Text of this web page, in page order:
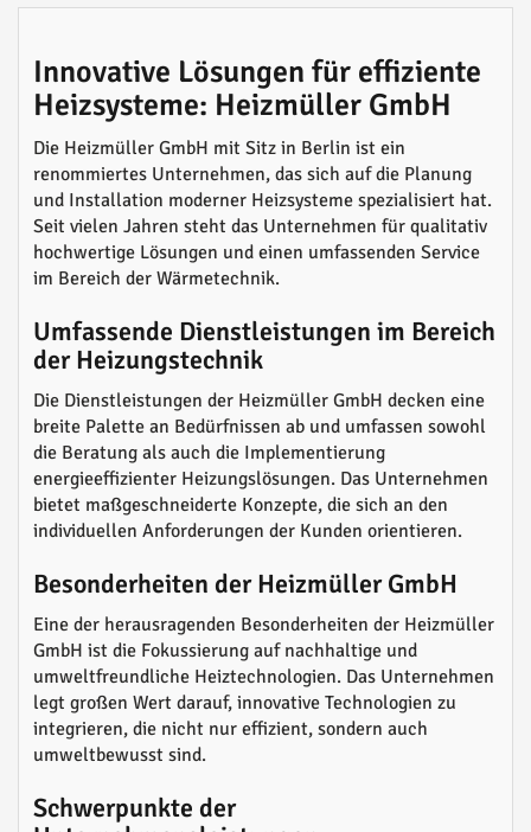
Innovative Lösungen für effiziente
Heizsysteme: Heizmüller GmbH
Die Heizmüller GmbH mit Sitz in Berlin ist ein
renommiertes Unternehmen, das sich auf die Planung
und Installation moderner Heizsysteme spezialisiert hat.
Seit vielen Jahren steht das Unternehmen für qualitativ
hochwertige Lösungen und einen umfassenden Service
im Bereich der Wärmetechnik.
Umfassende Dienstleistungen im Bereich
der Heizungstechnik
Die Dienstleistungen der Heizmüller GmbH decken eine
breite Palette an Bedürfnissen ab und umfassen sowohl
die Beratung als auch die Implementierung
energieeffizienter Heizungslösungen. Das Unternehmen
bietet maßgeschneiderte Konzepte, die sich an den
individuellen Anforderungen der Kunden orientieren.
Besonderheiten der Heizmüller GmbH
Eine der herausragenden Besonderheiten der Heizmüller
GmbH ist die Fokussierung auf nachhaltige und
umweltfreundliche Heiztechnologien. Das Unternehmen
legt großen Wert darauf, innovative Technologien zu
integrieren, die nicht nur effizient, sondern auch
umweltbewusst sind.
Schwerpunkte der